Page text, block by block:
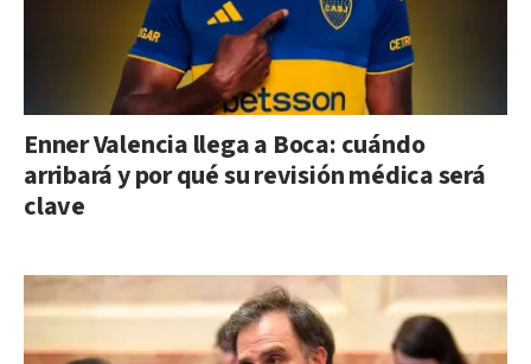
Enner Valencia llega a Boca: cuándo
arribará y por qué su revisión médica será
clave